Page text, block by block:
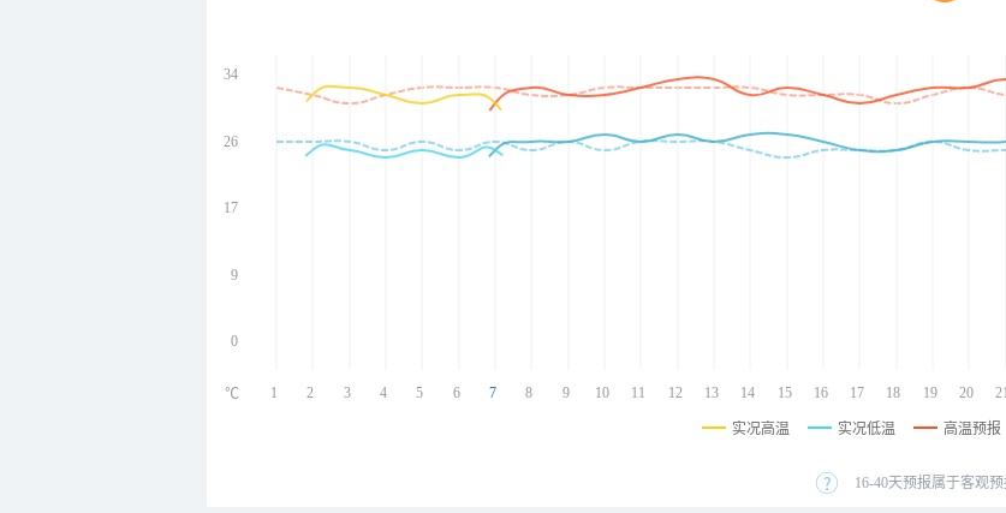
34
26
17
9
0
1 2 3 4 5 6 7 8 9 10 11 12 13 14 15 16 17 18 19 20
℃
实况高温 实况低温 高温预报
16-40天预报属于客观